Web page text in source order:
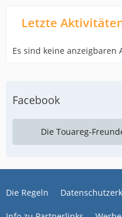
Letzte
Es sind keine anzeigbaren
Facebook
Die Touareg-
Die Regeln